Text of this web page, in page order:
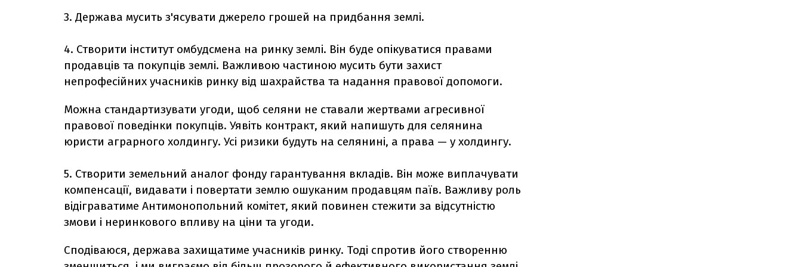
3. Держава мусить з'ясувати джерело грошей на придбання землі.
4. Створити інститут омбудсмена на ринку землі. Він буде опікуватися правами
продавців та покупців землі. Важливою частиною мусить бути захист
непрофесійних учасників ринку від шахрайства та надання правової допомоги.
Можна стандартизувати угоди, щоб селяни не ставали жертвами агресивної
правової поведінки покупців. Уявіть контракт, який напишуть для селянина
юристи аграрного холдингу. Усі ризики будуть на селянині, а права — у холдингу.
5. Створити земельний аналог фонду гарантування вкладів. Він може виплачувати
компенсації, видавати і повертати землю ошуканим продавцям паїв. Важливу роль
відіграватиме Антимонопольний комітет, який повинен стежити за відсутністю
змови і неринкового впливу на ціни та угоди.
Сподіваюся, держава захищатиме учасників ринку. Тоді спротив його створенню